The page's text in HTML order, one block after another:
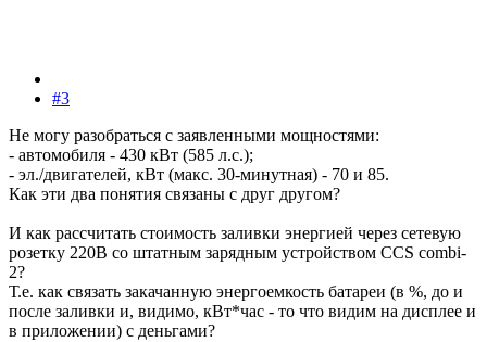
#3
Не могу разобраться с заявленными мощностями:
- автомобиля - 430 кВт (585 л.с.);
- эл./двигателей, кВт (макс. 30-минутная) - 70 и 85.
Как эти два понятия связаны с друг другом?
И как рассчитать стоимость заливки энергией через сетевую
розетку 220В со штатным зарядным устройством CCS combi-
2?
Т.е. как связать закачанную энергоемкость батареи (в %, до и
после заливки и, видимо, кВт*час - то что видим на дисплее и
в приложении) с деньгами?